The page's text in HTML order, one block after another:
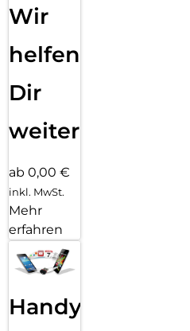
Wir
helfen
Dir
weiter
ab 0,00 €
inkl. MwSt.
Mehr
erfahren
Handy